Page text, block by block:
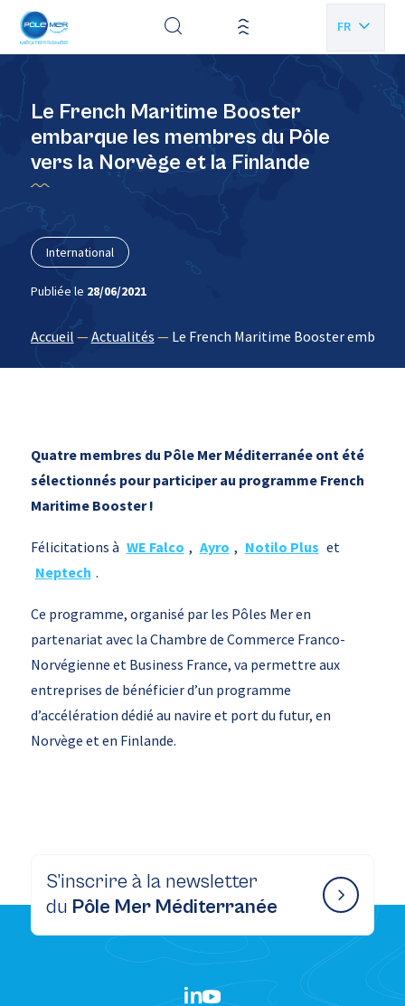
FR
EN
Le French Maritime Booster
embarque les membres du Pôle
vers la Norvège et la Finlande
International
Publiée le 28/06/2021
Accueil —Actualités — Le French Maritime Booster
Quatre membres du Pôle Mer Méditerranée ont été
sélectionnés pour participer au programme French
Maritime Booster !
Félicitations à WE Falco , Ayro , Notilo Plus et
Neptech .
Ce programme, organisé par les Pôles Mer en
partenariat avec la Chambre de Commerce Franco-
Norvégienne et Business France, va permettre aux
entreprises de bénéficier d’un programme
d’accélération dédié au navire et port du futur, en
Norvège et en Finlande.
S’inscrire à la newsletter
du Pôle Mer Méditerranée
Panneau de gestion des cookies